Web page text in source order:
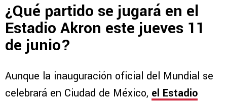
¿Qué partido se jugará en el
Estadio Akron este jueves 11
de junio?
Aunque la inauguración oficial del Mundial se
celebrará en Ciudad de México, el Estadio